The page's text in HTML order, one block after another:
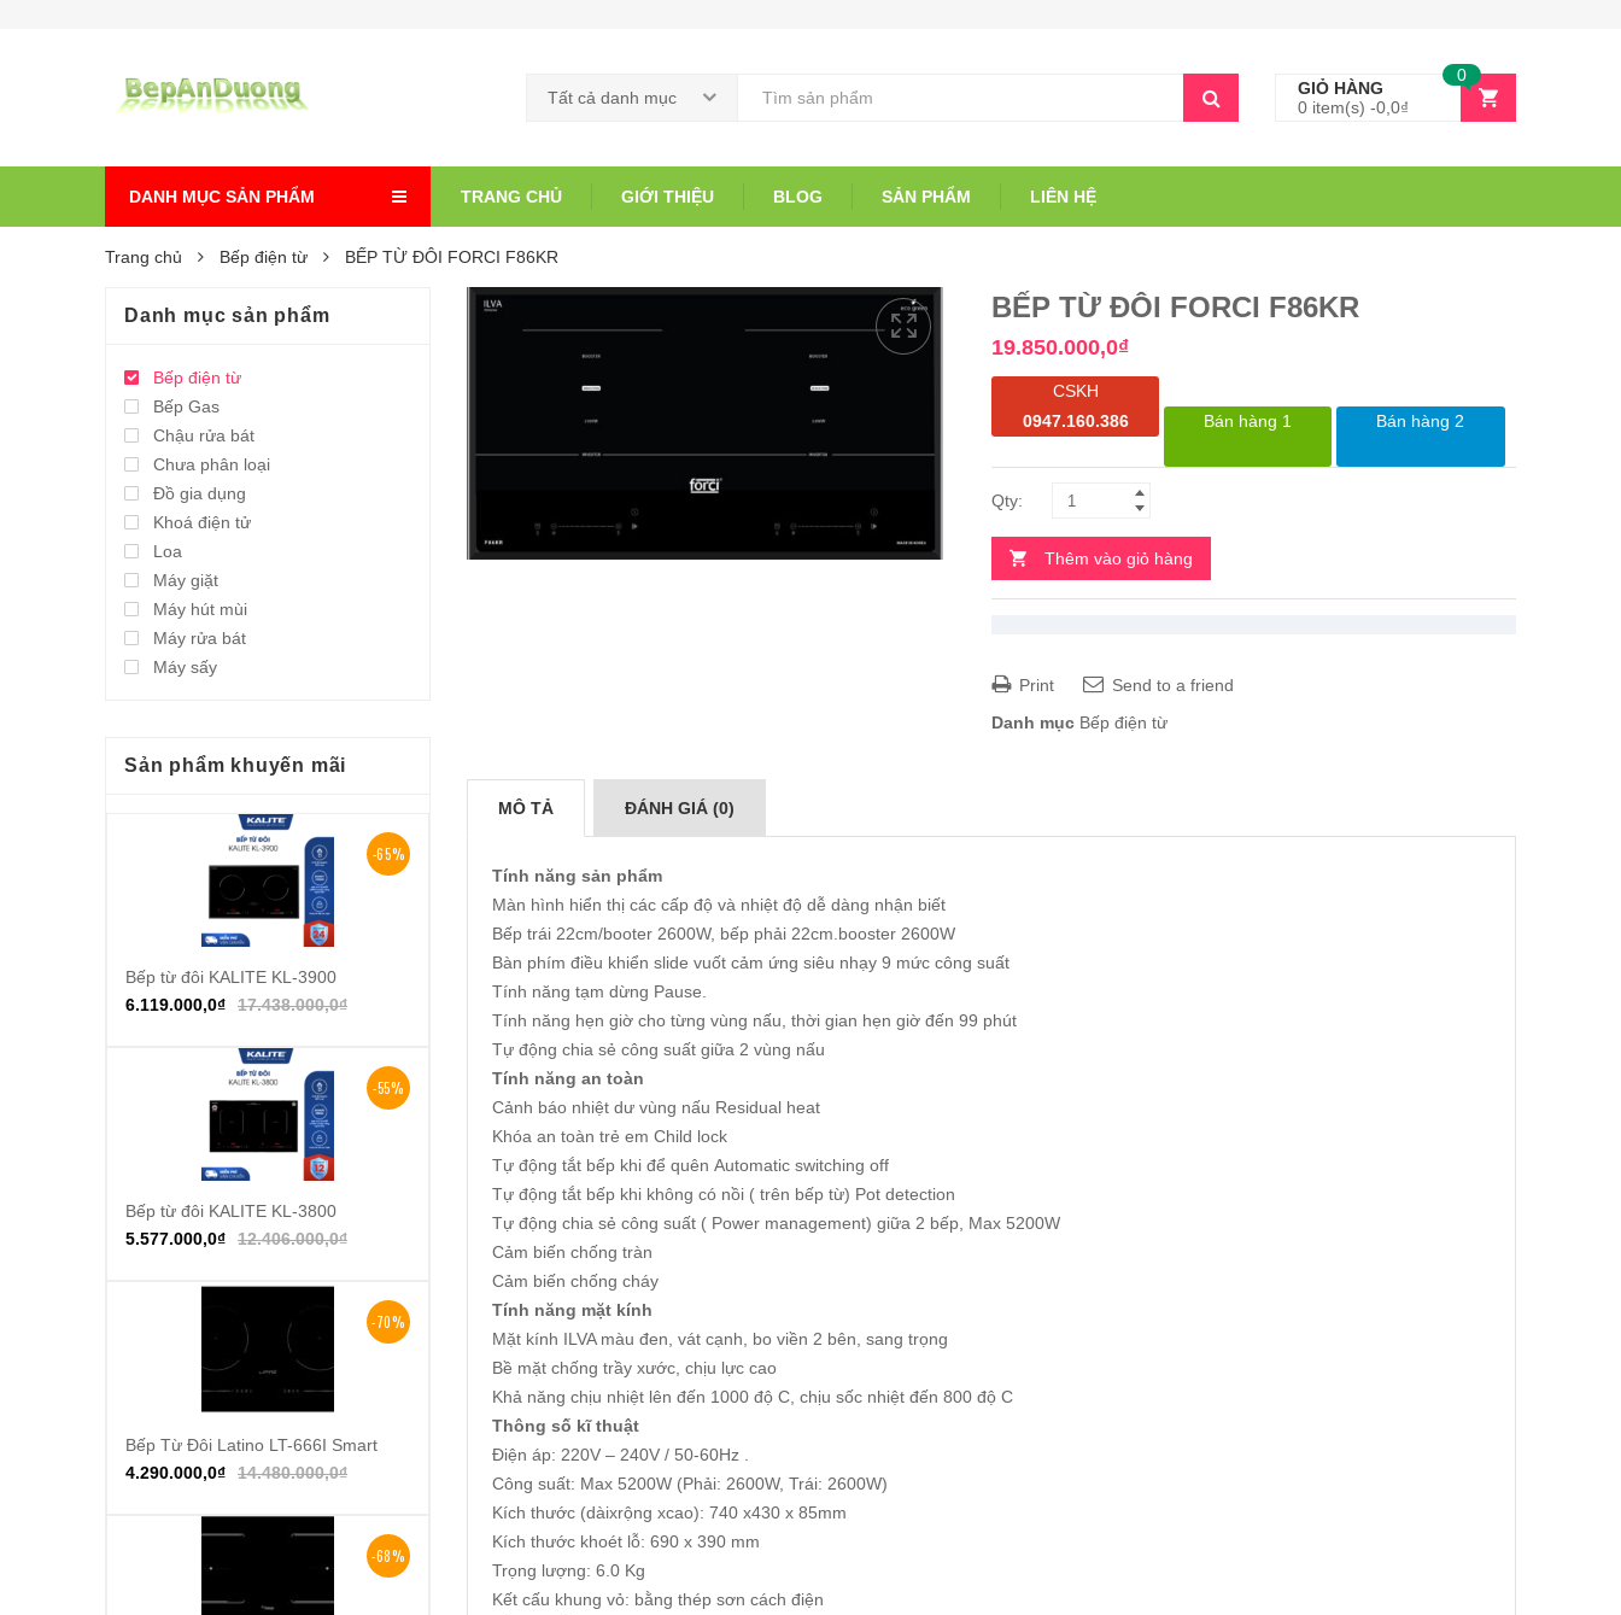
Tất cả danh mục
GIỎ HÀNG
0 item(s) -0,0₫
0
DANH MỤC SẢN PHẨM TRANG CHỦ GIỚI THIỆU BLOG SẢN PHẨM LIÊN HỆ
Trang chủ Bếp điện từ BẾP TỪ ĐÔI FORCI F86KR
BẾP TỪ ĐÔI FORCI F86KR
19.850.000,0₫
CSKH
0947.160.386
Bán hàng 1 Bán hàng 2
Thêm vào giỏ hàng
Print
Send to a friend
Danh mục Bếp điện từ
MÔ TẢ ĐÁNH GIÁ (0)
Tính năng sản phẩm
Màn hình hiển thị các cấp độ và nhiệt độ dễ dàng nhận biết
Bếp trái 22cm/booter 2600W, bếp phải 22cm.booster 2600W
Bàn phím điều khiển slide vuốt cảm ứng siêu nhạy 9 mức công suất
Tính năng tạm dừng Pause.
Tính năng hẹn giờ cho từng vùng nấu, thời gian hẹn giờ đến 99 phút
Tự động chia sẻ công suất giữa 2 vùng nấu
Tính năng an toàn
Cảnh báo nhiệt dư vùng nấu Residual heat
Khóa an toàn trẻ em Child lock
Tự động tắt bếp khi để quên Automatic switching off
Tự động tắt bếp khi không có nồi ( trên bếp từ) Pot detection
Tự động chia sẻ công suất ( Power management) giữa 2 bếp, Max 5200W
Cảm biến chống tràn
Cảm biến chống cháy
Tính năng mặt kính
Mặt kính ILVA màu đen, vát cạnh, bo viền 2 bên, sang trọng
Bề mặt chống trầy xước, chịu lực cao
Khả năng chịu nhiệt lên đến 1000 độ C, chịu sốc nhiệt đến 800 độ C
Thông số kĩ thuật
Điện áp: 220V – 240V / 50-60Hz .
Công suất: Max 5200W (Phải: 2600W, Trái: 2600W)
Kích thước (dàixrộng xcao): 740 x430 x 85mm
Kích thước khoét lỗ: 690 x 390 mm
Trọng lượng: 6.0 Kg
Kết cấu khung vỏ: bằng thép sơn cách điện
Danh mục sản phẩm
Bếp điện từ
Bếp Gas
Chậu rửa bát
Chưa phân loại
Đồ gia dụng
Khoá điện tử
Loa
Máy giặt
Máy hút mùi
Máy rửa bát
Máy sấy
Sản phẩm khuyến mãi
-65%
Thêm vào giỏ hàng
Bếp từ đôi KALITE KL-3900
17.438.000,0₫
6.119.000,0₫
-55%
Thêm vào giỏ hàng
Bếp từ đôi KALITE KL-3800
12.406.000,0₫
5.577.000,0₫
-70%
Thêm vào giỏ hàng
Bếp Từ Đôi Latino LT-666I Smart
14.480.000,0₫
4.290.000,0₫
-68%